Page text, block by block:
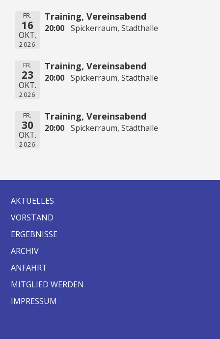
FR.
16
OKT.
2026
Training, Vereinsabend
20:00 Spickerraum, Stadthalle
FR.
23
OKT.
2026
Training, Vereinsabend
20:00 Spickerraum, Stadthalle
FR.
30
OKT.
2026
Training, Vereinsabend
20:00 Spickerraum, Stadthalle
AKTUELLES
VORSTAND
ERGEBNISSE
ARCHIV
ANFAHRT
MITGLIED WERDEN
IMPRESSUM